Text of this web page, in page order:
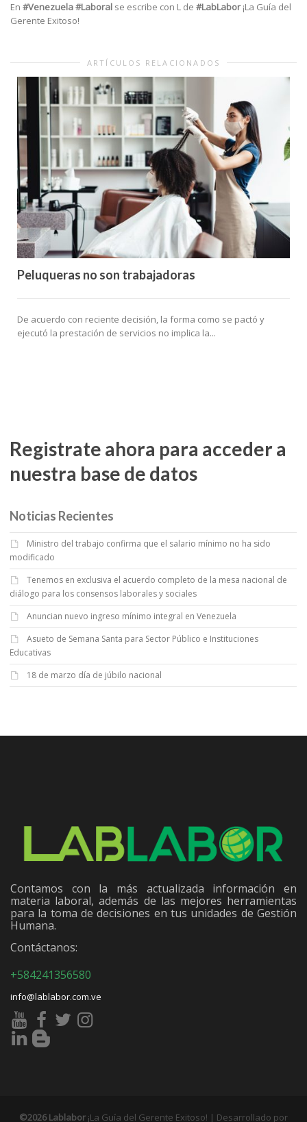
En #Venezuela #Laboral se escribe con L de #LabLabor¡La Guía del
Gerente Exitoso!
ARTÍCULOS RELACIONADOS
Peluqueras no son trabajadoras
De acuerdo con reciente decisión, la forma como se pactó y
ejecutó la prestación de servicios no implica la...
Registrate ahora para acceder a
nuestra base de datos
Noticias Recientes
Ministro del trabajo confirma que el salario mínimo no ha sido
modificado
Tenemos en exclusiva el acuerdo completo de la mesa nacional de
diálogo para los consensos laborales y sociales
Anuncian nuevo ingreso mínimo integral en Venezuela
Asueto de Semana Santa para Sector Público e Instituciones
Educativas
18 de marzo día de júbilo nacional
Contamos con la más actualizada información en
materia laboral, además de las mejores herramientas
para la toma de decisiones en tus unidades de Gestión
Humana.
Contáctanos:
+584241356580
info@lablabor.com.ve
©2026 Lablabor ¡La Guía del Gerente Exitoso! | Desarrollado por